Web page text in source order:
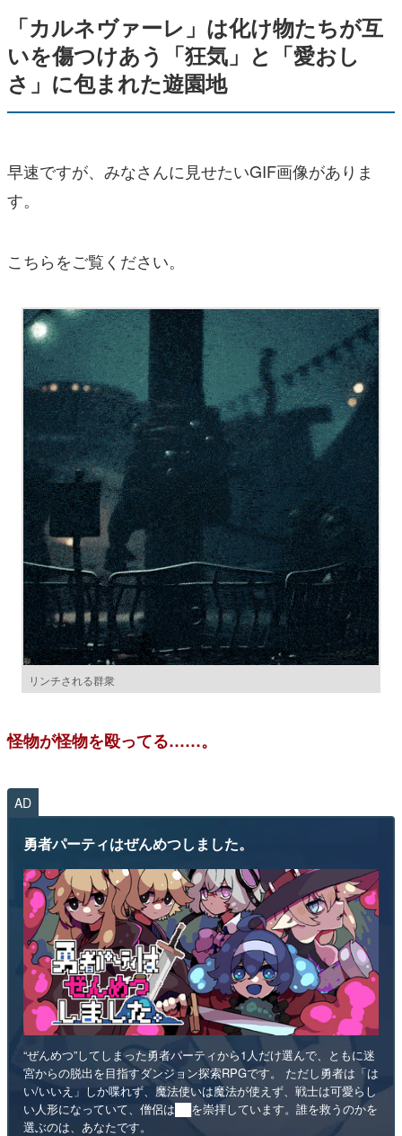
「カルネヴァーレ」は化け物たちが互
いを傷つけあう「狂気」と「愛おし
さ」に包まれた遊園地
早速ですが、みなさんに見せたいGIF画像がありま
す。
こちらをご覧ください。
リンチされる群衆
怪物が怪物を殴ってる……。
AD
勇者パーティはぜんめつしました。
“ぜんめつ”してしまった勇者パーティから1人だけ選んで、ともに迷
宮からの脱出を目指すダンジョン探索RPGです。 ただし勇者は「は
い/いいえ」しか喋れず、魔法使いは魔法が使えず、戦士は可愛らし
い人形になっていて、僧侶は██を崇拝しています。誰を救うのかを
選ぶのは、あなたです。